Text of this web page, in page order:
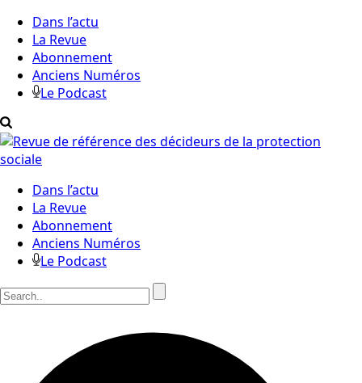
Dans l’actu
La Revue
Abonnement
Anciens Numéros
Le Podcast
Dans l’actu
La Revue
Abonnement
Anciens Numéros
Le Podcast